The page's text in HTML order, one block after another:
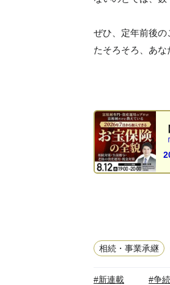
ぜひ、定年前後の
たそろそろ、あな
相続・事業承継
#新連載 #争続